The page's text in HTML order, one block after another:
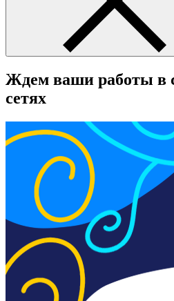
Ждем ваши работы в
сетях